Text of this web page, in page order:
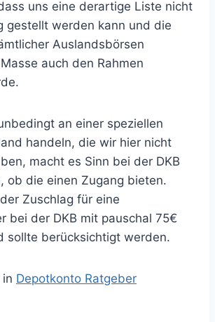
uns eine derartige Liste nicht
gestellt werden kann und die
Auslandsbörsen
auch den Rahmen
an einer speziellen
handeln, die wir hier nicht
macht es Sinn bei der DKB
ob die einen Zugang bieten.
Zuschlag für eine
bei der DKB mit pauschal 75€
sollte berücksichtigt werden.
Depotkonto Ratgeber